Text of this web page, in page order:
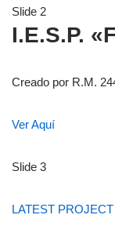
Slide 2
I.E.S.P.
Creado por R.M.
Ver Aquí
Slide 3
LATEST PROJECT